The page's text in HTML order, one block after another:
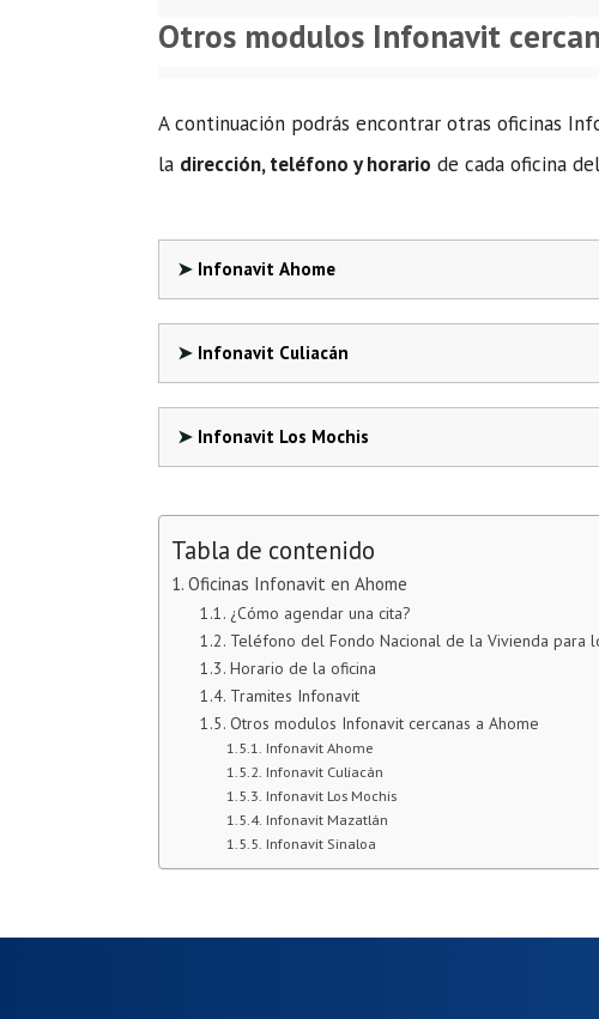
Otros modulos Infonavit
A continuación podrás encontrar otras oficinas
la dirección, teléfono y horario de cada oficina
Infonavit Ahome
Infonavit Culiacán
Infonavit Los Mochis
Tabla de contenido
Oficinas Infonavit en Ahome
¿Cómo agendar una cita?
Teléfono del Fondo Nacional de la Vivienda para
Horario de la oficina
Tramites Infonavit
Otros modulos Infonavit cercanas a Ahome
Infonavit Ahome
Infonavit Culiacán
Infonavit Los Mochis
Infonavit Mazatlán
Infonavit Sinaloa